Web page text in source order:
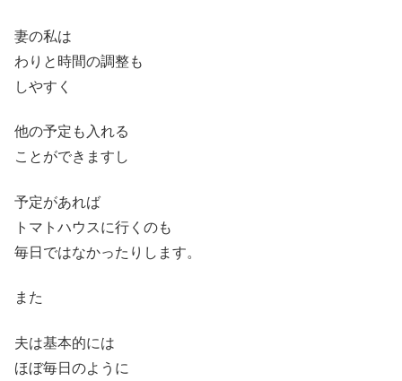
妻の私は
わりと時間の調整も
しやすく
他の予定も入れる
ことができますし
予定があれば
トマトハウスに行くのも
毎日ではなかったりします。
また
夫は基本的には
ほぼ毎日のように